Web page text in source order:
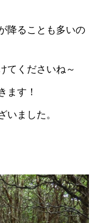
降ることも多いの
てくださいね～
ます！
いました。